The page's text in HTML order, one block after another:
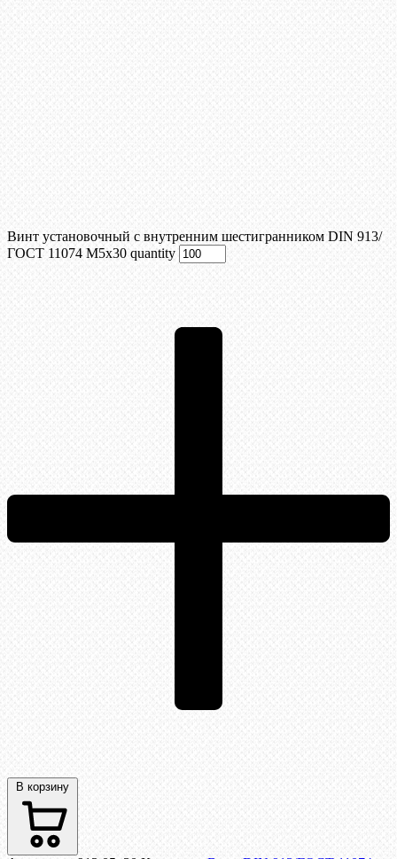
Винт установочный с внутренним шестигранником DIN 913/
ГОСТ 11074 М5x30 quantity
В корзину